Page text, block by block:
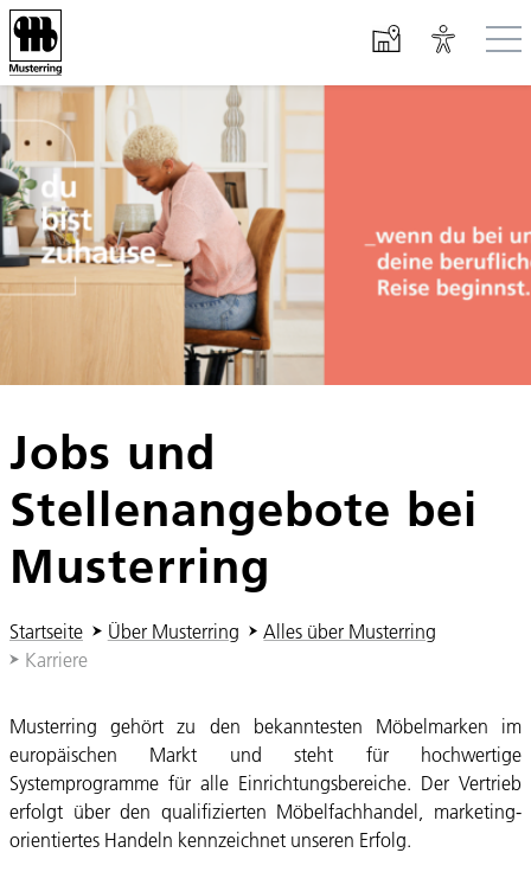
Zum Hauptinhalt springen
Jobs und
Stellenangebote bei
Musterring
Sie sind hier:
Startseite Über Musterring
Alles über Musterring
Karriere
Musterring gehört zu den bekanntesten Möbelmarken im
europäischen Markt und steht für hochwertige
Systemprogramme für alle Einrichtungsbereiche. Der Vertrieb
erfolgt über den qualifizierten Möbelfachhandel, marketing-
orientiertes Handeln kennzeichnet unseren Erfolg.